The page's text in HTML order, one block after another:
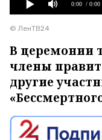
0:00 / 0:00
© ЛенТВ24
В церемонии
члены
другие